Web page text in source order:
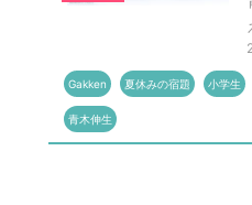
Gakken 夏休みの宿題 小学生
青木伸生